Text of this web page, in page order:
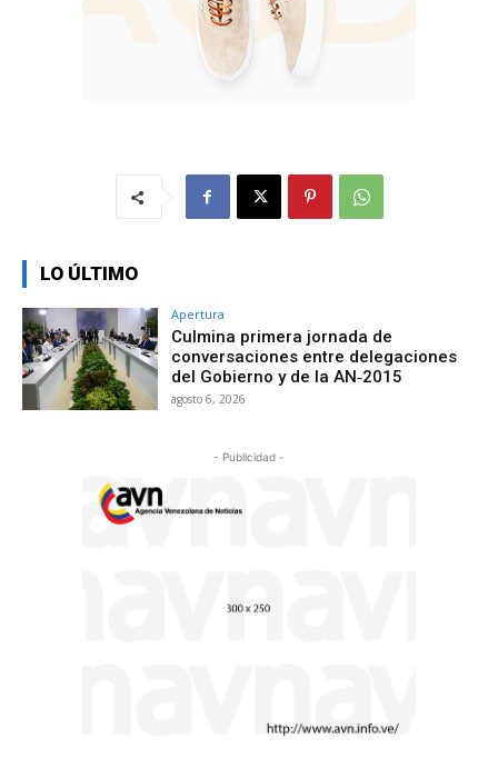
LO ÚLTIMO
Apertura
Culmina primera jornada de
conversaciones entre delegaciones
del Gobierno y de la AN‑2015
agosto 6, 2026
- Publicidad -